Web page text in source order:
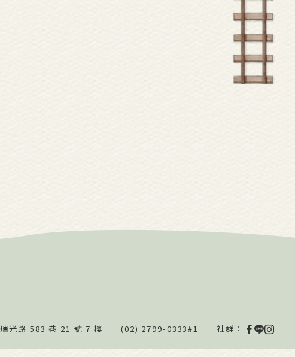
光路 583 巷 21 號 7 樓 (02) 2799-0333#1 社群：